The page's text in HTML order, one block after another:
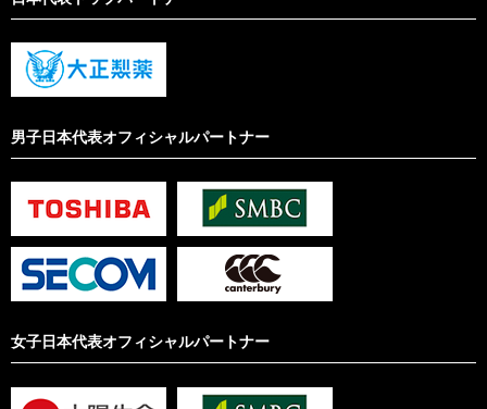
男子日本代表オフィシャルパートナー
女子日本代表オフィシャルパートナー